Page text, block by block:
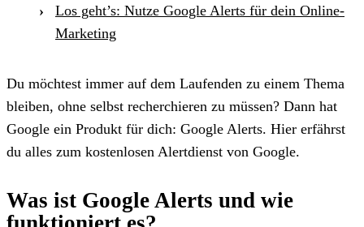
Los geht’s: Nutze Google Alerts für dein Online-
Marketing
Du möchtest immer auf dem Laufenden zu einem Thema
bleiben, ohne selbst recherchieren zu müssen? Dann hat
Google ein Produkt für dich: Google Alerts. Hier erfährst
du alles zum kostenlosen Alertdienst von Google.
Was ist Google Alerts und wie